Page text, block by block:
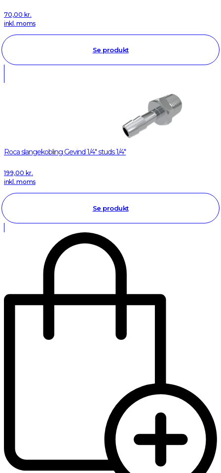
70,00 kr.
inkl. moms
Se produkt
Roca slangekobling Gevind 1/4" studs 1/4"
199,00 kr.
inkl. moms
Se produkt